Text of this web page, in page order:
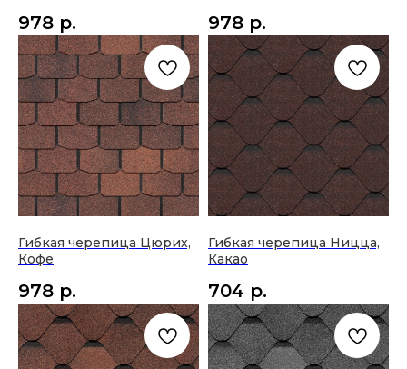
978 р. 978 р.
Гибкая черепица Цюрих,
Кофе
978 р.
Гибкая черепица Ницца,
Какао
704 р.